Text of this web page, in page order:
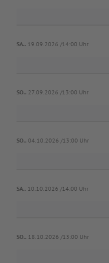
SA.. 19.09.2026 /14:00 Uhr
SO.. 27.09.2026 /13:00 Uhr
SO.. 04.10.2026 /13:00 Uhr
SA.. 10.10.2026 /14:00 Uhr
SO.. 18.10.2026 /13:00 Uhr